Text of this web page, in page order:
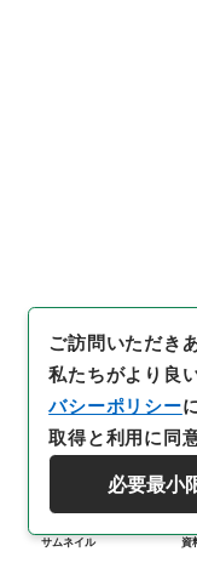
サムネイル 資
ご訪問いただき
私たちがより良
バシーポリシー
取得と利用に同
必要最小